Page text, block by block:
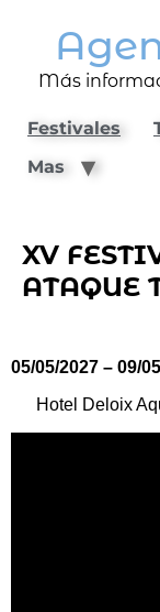
Más
Festivales
Mas
XV
ATAQUE
05/05/2027 – 09/
Hotel Deloix